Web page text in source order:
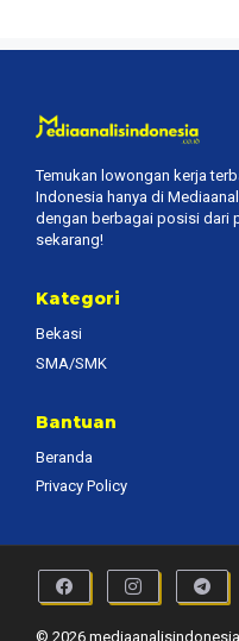
Temukan lowongan kerja
Indonesia hanya di
dengan berbagai posisi dari
sekarang!
Kategori
Bekasi
SMA/SMK
Bantuan
Beranda
Privacy Policy
© 2026